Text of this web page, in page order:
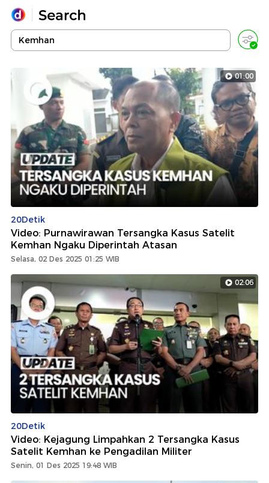
Yang sedang ramai dicari
Loading...
Promoted
Terakhir yang dicari
01:00
20Detik
Video: Purnawirawan Tersangka Kasus Satelit
Kemhan Ngaku Diperintah Atasan
Selasa, 02 Des 2025 01:25 WIB
02:06
20Detik
Video: Kejagung Limpahkan 2 Tersangka Kasus
Satelit Kemhan ke Pengadilan Militer
Senin, 01 Des 2025 19:48 WIB